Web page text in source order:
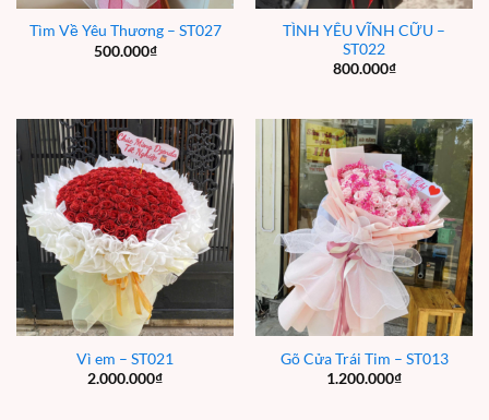
Tìm Về Yêu Thương – ST027
500.000₫
TÌNH YÊU VĨNH CỮU –
ST022
800.000₫
Vì em – ST021
2.000.000₫
Gõ Cửa Trái Tim – ST013
1.200.000₫